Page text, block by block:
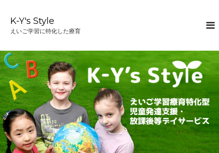
へ
ス
キ
ッ
プ
K-Y's Style
えいご学習に特化した療育